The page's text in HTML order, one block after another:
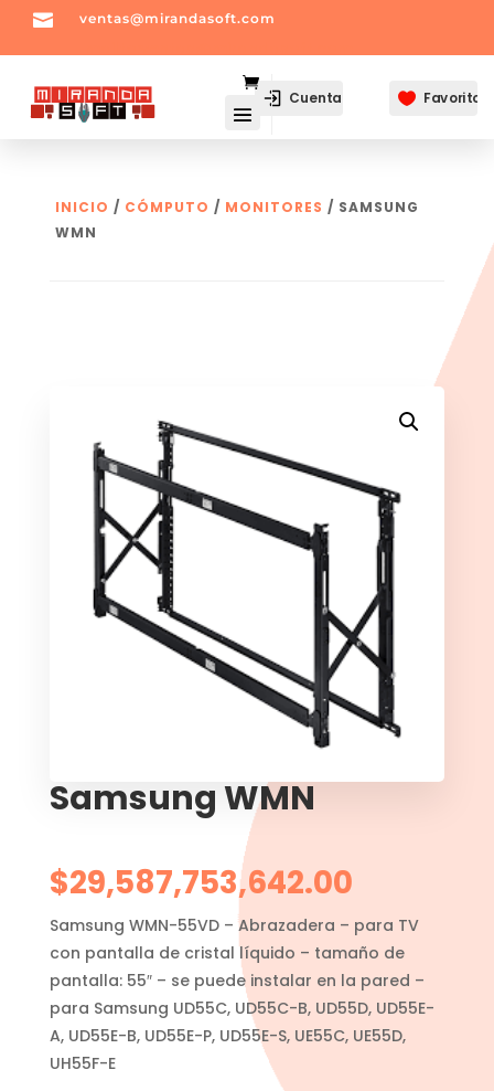
 ventas@mirandasoft.com
Cuenta  Favoritos
INICIO / CÓMPUTO / MONITORES / SAMSUNG
WMN
Samsung WMN
$29,587,753,642.00
Samsung WMN-55VD – Abrazadera – para TV
con pantalla de cristal líquido – tamaño de
pantalla: 55″ – se puede instalar en la pared –
para Samsung UD55C, UD55C-B, UD55D, UD55E-
A, UD55E-B, UD55E-P, UD55E-S, UE55C, UE55D,
UH55F-E